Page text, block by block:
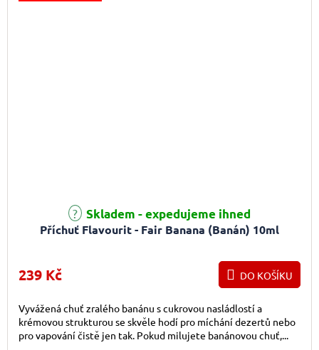
Příchuť Flavourit - Fair Banana (Banán) 10ml
Skladem - expedujeme ihned
239 Kč DO KOŠÍKU
Vyvážená chuť zralého banánu s cukrovou nasládlostí a
krémovou strukturou se skvěle hodí pro míchání dezertů nebo
pro vapování čistě jen tak. Pokud milujete banánovou chuť,...